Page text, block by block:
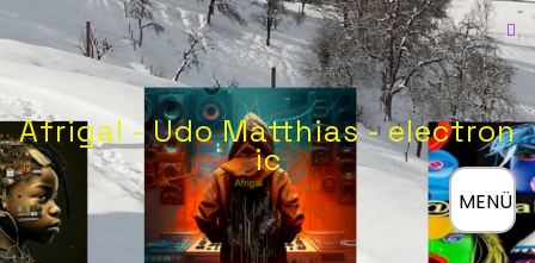
to
content
Afrigal - Udo Matthias - electron
ic
≡
MENÜ